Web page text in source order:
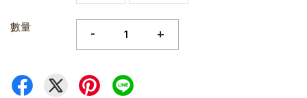
數量 - +